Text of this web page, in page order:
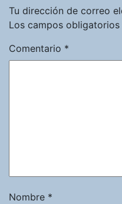
Tu dirección de correo
Los campos
Comentario *
Nombre *